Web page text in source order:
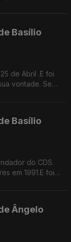
Basílio
de Abril .E foi
Basílio
em 1991.E foi
Ângelo